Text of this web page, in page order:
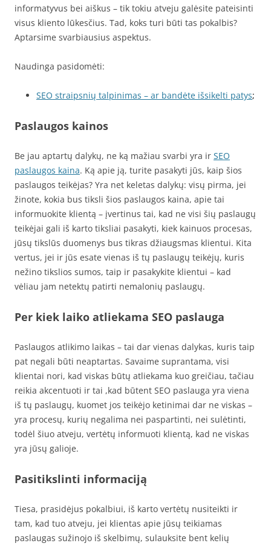
informatyvus bei aiškus – tik tokiu atveju galėsite pateisinti
visus kliento lūkesčius. Tad, koks turi būti tas pokalbis?
Aptarsime svarbiausius aspektus.
Naudinga pasidomėti:
SEO straipsnių talpinimas – ar bandėte išsikelti patys;
Paslaugos kainos
Be jau aptartų dalykų, ne ką mažiau svarbi yra ir SEO
paslaugos kaina. Ką apie ją, turite pasakyti jūs, kaip šios
paslaugos teikėjas? Yra net keletas dalykų: visų pirma, jei
žinote, kokia bus tiksli šios paslaugos kaina, apie tai
informuokite klientą – įvertinus tai, kad ne visi šių paslaugų
teikėjai gali iš karto tiksliai pasakyti, kiek kainuos procesas,
jūsų tikslūs duomenys bus tikras džiaugsmas klientui. Kita
vertus, jei ir jūs esate vienas iš tų paslaugų teikėjų, kuris
nežino tikslios sumos, taip ir pasakykite klientui – kad
vėliau jam netektų patirti nemalonių paslaugų.
Per kiek laiko atliekama SEO paslauga
Paslaugos atlikimo laikas – tai dar vienas dalykas, kuris taip
pat negali būti neaptartas. Savaime suprantama, visi
klientai nori, kad viskas būtų atliekama kuo greičiau, tačiau
reikia akcentuoti ir tai ,kad būtent SEO paslauga yra viena
iš tų paslaugų, kuomet jos teikėjo ketinimai dar ne viskas –
yra procesų, kurių negalima nei paspartinti, nei sulėtinti,
todėl šiuo atveju, vertėtų informuoti klientą, kad ne viskas
yra jūsų galioje.
Pasitikslinti informaciją
Tiesa, prasidėjus pokalbiui, iš karto vertėtų nusiteikti ir
tam, kad tuo atveju, jei klientas apie jūsų teikiamas
paslaugas sužinojo iš skelbimų, sulauksite bent kelių